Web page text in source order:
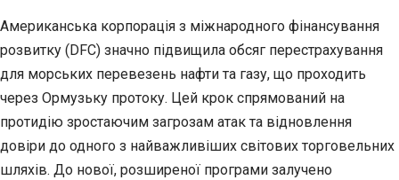
Американська корпорація з міжнародного фінансування
розвитку (DFC) значно підвищила обсяг перестрахування
для морських перевезень нафти та газу, що проходить
через Ормузьку протоку. Цей крок спрямований на
протидію зростаючим загрозам атак та відновлення
довіри до одного з найважливіших світових торговельних
шляхів. До нової, розширеної програми залучено